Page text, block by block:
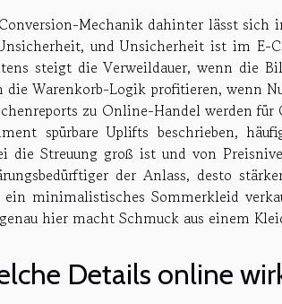
Mechanik dahinter lässt sich
und Unsicherheit ist im E-
steigt die Verweildauer, wenn die
die Warenkorb-Logik profitieren, wenn
zu Online-Handel werden für
spürbare Uplifts beschrieben,
die Streuung groß ist und von
der Anlass, desto
ein minimalistisches Sommerkleid
hier macht Schmuck aus einem
Details online